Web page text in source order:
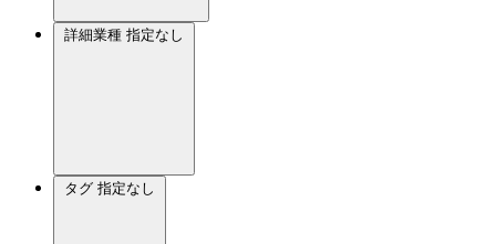
詳細業種 指定なし
タグ 指定なし